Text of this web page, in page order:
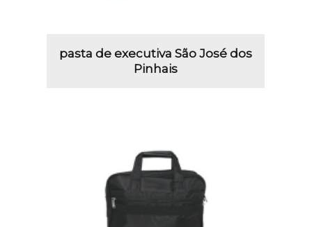
pasta de executiva São José dos
Pinhais